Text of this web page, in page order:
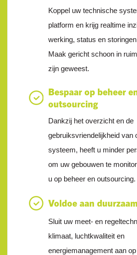
Koppel uw technische
platform en krijg realtime
werking, status en
Maak gericht schoon in
zijn geweest.
Bespaar op beheer
outsourcing
Dankzij het overzicht en de
gebruiksvriendelijkheid van
systeem, heeft u minder
om uw gebouwen te
u op beheer en outsourcing.
Voldoe aan
Sluit uw meet- en
klimaat, luchtkwaliteit en
energiemanagement aan